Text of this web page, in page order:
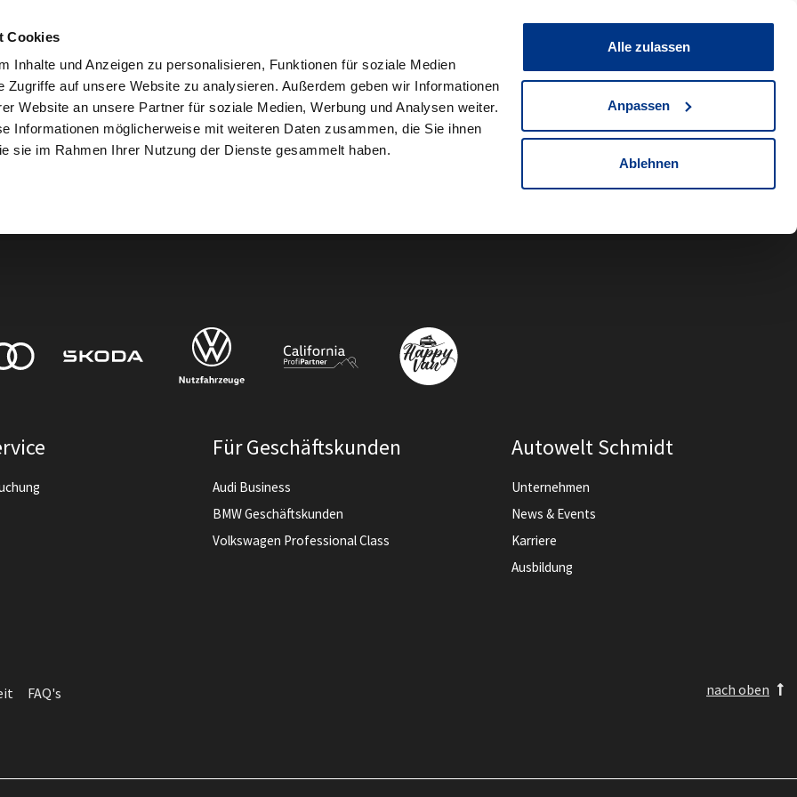
Cookies
Inhalte und Anzeigen zu personalisieren, Funktionen für soziale Medien
Zugriffe auf unsere Website zu analysieren. Außerdem geben wir Informationen
Website an unsere Partner für soziale Medien, Werbung und Analysen weiter.
Informationen möglicherweise mit weiteren Daten zusammen, die Sie ihnen
sie im Rahmen Ihrer Nutzung der Dienste gesammelt haben.
Alle zulassen
Anpassen
Ablehnen
Fahrzeug teilen Merkliste
Für Geschäftskunden
Audi Business
BMW Geschäftskunden
Volkswagen Professional Class
Autowelt Schmidt
Unternehmen
News & Events
Karriere
Ausbildung
FAQ's nach oben